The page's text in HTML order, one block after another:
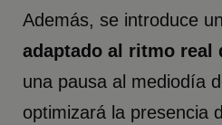
Además, se introduce un
adaptado al ritmo real
una pausa al mediodía
optimizará la presencia